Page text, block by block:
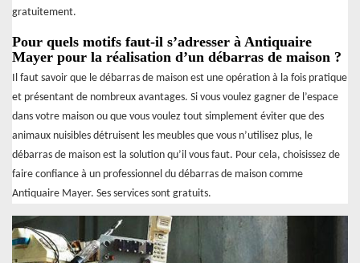
gratuitement.
Pour quels motifs faut-il s’adresser à Antiquaire
Mayer pour la réalisation d’un débarras de maison ?
Il faut savoir que le débarras de maison est une opération à la fois pratique
et présentant de nombreux avantages. Si vous voulez gagner de l’espace
dans votre maison ou que vous voulez tout simplement éviter que des
animaux nuisibles détruisent les meubles que vous n’utilisez plus, le
débarras de maison est la solution qu’il vous faut. Pour cela, choisissez de
faire confiance à un professionnel du débarras de maison comme
Antiquaire Mayer. Ses services sont gratuits.